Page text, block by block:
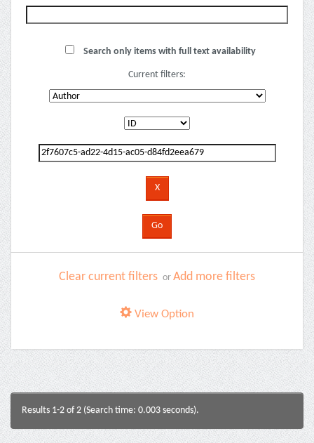
Search only items with full text availability
Current filters:
Clear current filters or Add more filters
View Option
Results 1-2 of 2 (Search time: 0.003 seconds).